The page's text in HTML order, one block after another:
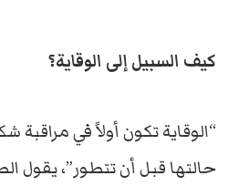
كيف السبيل إلى الوقاية؟
“الوقاية تكون أولاً في
حالتها قبل أن تتطور”، يقول